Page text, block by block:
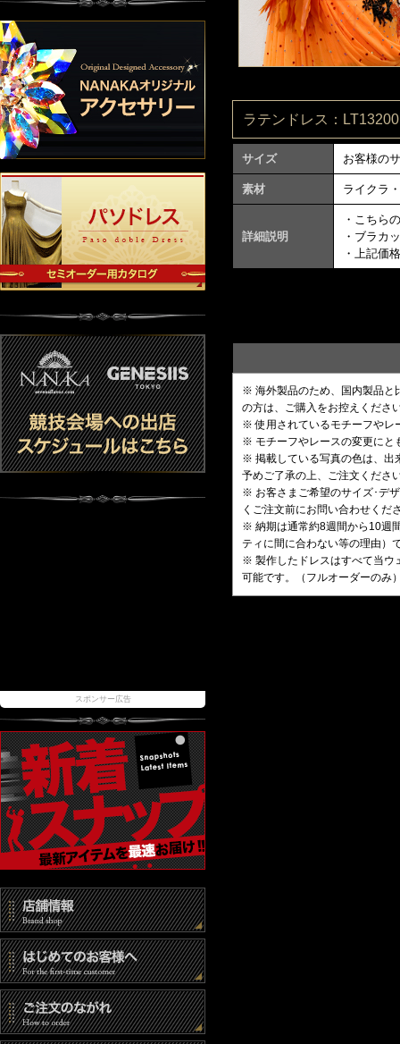
スポンサー広告
ラテンドレス：
サイズ お客様の
素材 ライクラ
詳細説明
・こちら
・ブラカ
・上記価
※ 海外製品のため、国内製品と
の方は、ご購入をお控えくださ
※ 使用されているモチーフやレ
※ モチーフやレースの変更にと
※ 掲載している写真の色は、出
予めご了承の上、ご注文くださ
※ お客さまご希望のサイズ･デ
くご注文前にお問い合わせくだ
※ 納期は通常約8週間から10週
ティに間に合わない等の理由）
※ 製作したドレスはすべて当ウ
可能です。（フルオーダーのみ